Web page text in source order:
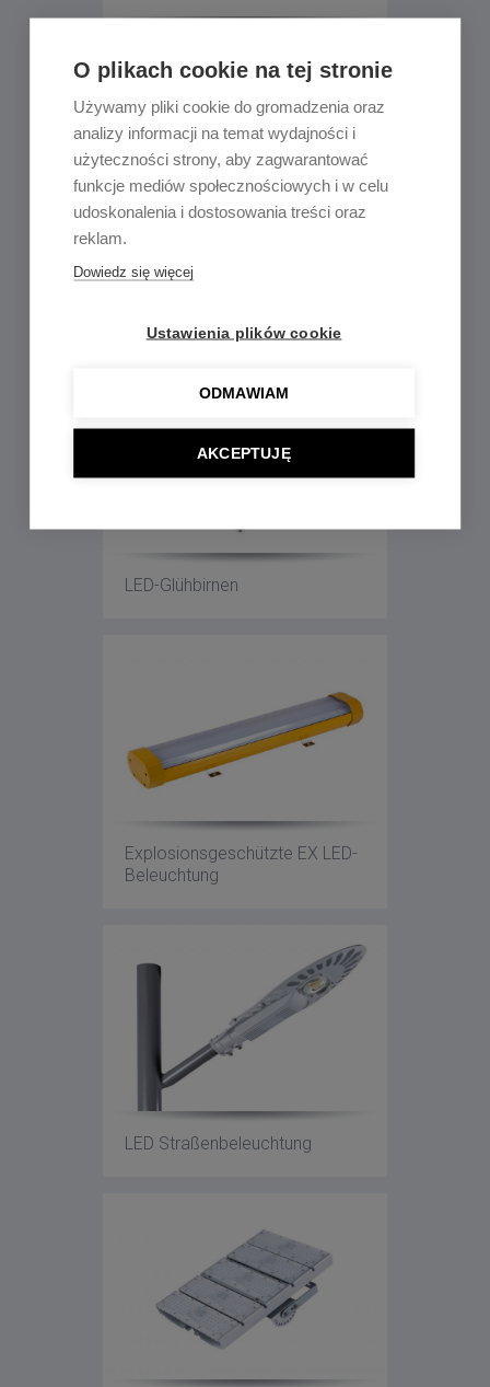
O plikach cookie na tej stronie
Używamy pliki cookie do gromadzenia oraz
analizy informacji na temat wydajności i
użyteczności strony, aby zagwarantować
funkcje mediów społecznościowych i w celu
udoskonalenia i dostosowania treści oraz
reklam.
Dowiedz się więcej
Ustawienia plików cookie
ODMAWIAM
AKCEPTUJĘ
LED-Glühbirnen
Explosionsgeschützte EX LED-
Beleuchtung
LED Straßenbeleuchtung